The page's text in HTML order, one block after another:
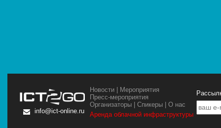
info@ict-online.ru
Новости | Мероприятия
Пресс-мероприятия
Организаторы |Спикеры |О нас
Аренда облачной инфраструктуры